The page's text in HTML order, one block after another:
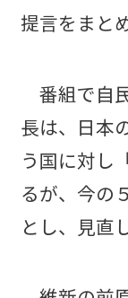
提言をまと
番組で自
長は、日本
う国に対し
るが、今の
とし、見直